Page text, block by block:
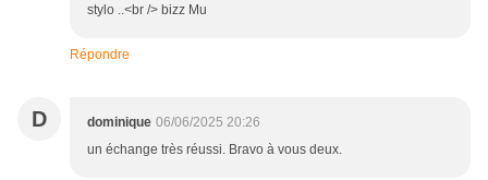
stylo ..<br /> bizz Mu
Répondre
D dominique 06/06/2025 20:26
un échange très réussi. Bravo à vous deux.